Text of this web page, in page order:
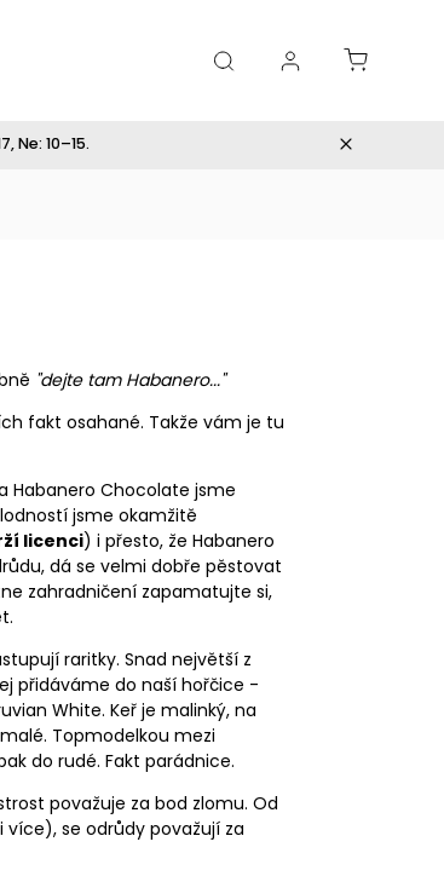
Ne: 10–15.
"dejte tam Habanero..."
fakt osahané. Takže vám je tu
Habanero Chocolate jsme
jsme okamžitě
licenci) i přesto, že Habanero
dá se velmi dobře pěstovat
zahradničení zapamatujte si,
raritky. Snad největší z
přidáváme do naší hořčice -
White. Keř je malinký, na
Topmodelkou mezi
do rudé. Fakt parádnice.
považuje za bod zlomu. Od
více), se odrůdy považují za